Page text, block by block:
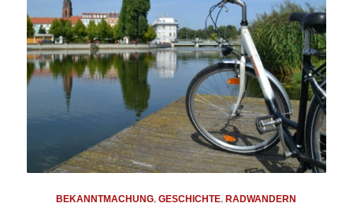
BEKANNTMACHUNG,GESCHICHTE,RADWANDERN